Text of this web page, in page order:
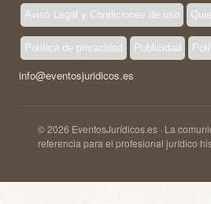
Aviso Legal y Condiciones de uso
Política de privacidad Publicidad
info@eventosjuridicos.es
© 2026 EventosJurídicos.es · La
referencia para el profesional jurídico